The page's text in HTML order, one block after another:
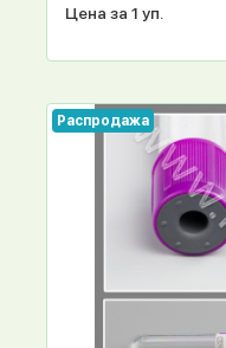
Цена за 1 уп.
Распродажа